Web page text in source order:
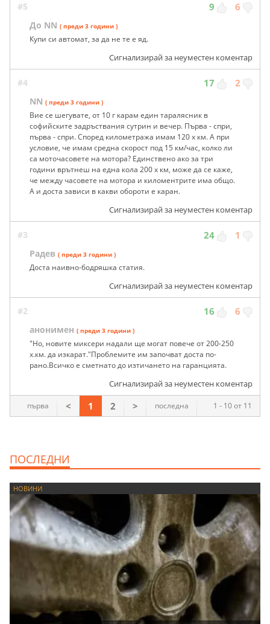
#5 9 6
До NN ( преди 3 години )
Купи си автомат, за да не те е яд.
Сигнализирай за неуместен коментар
#4 17 2
NN ( преди 3 години )
Вие се шегувате, от 10 г карам един таралясник в
софийските задръствания сутрин и вечер. Първа - спри,
първа - спри. Според километража имам 120 х км. А при
условие, че имам средна скорост под 15 км/час, колко ли
са моточасовете на мотора? Единствено ако за три
години врътнеш на една кола 200 х км, може да се каже,
че между часовете на мотора и киломентрите има общо.
А и доста зависи в какви обороти е каран.
Сигнализирай за неуместен коментар
#3 24 1
Радев ( преди 3 години )
Доста наивно-бодряшка статия.
Сигнализирай за неуместен коментар
#2 16 6
анонимен ( преди 3 години )
"Но, новите миксери надали ще могат повече от 200-250
х.км. да изкарат."Проблемите им започват доста по-
рано.Всичко е сметнато до изтичането на гаранцията.
Сигнализирай за неуместен коментар
1 - 10 от 11
първа < 1 2 > последна
ПОСЛЕДНИ
НОВИНИ